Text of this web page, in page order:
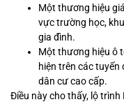
Một thương hiệu
vực trường học,
gia đình.
Một thương hiệu ô
hiện trên các
dân cư cao cấp.
Điều này cho thấy, lộ